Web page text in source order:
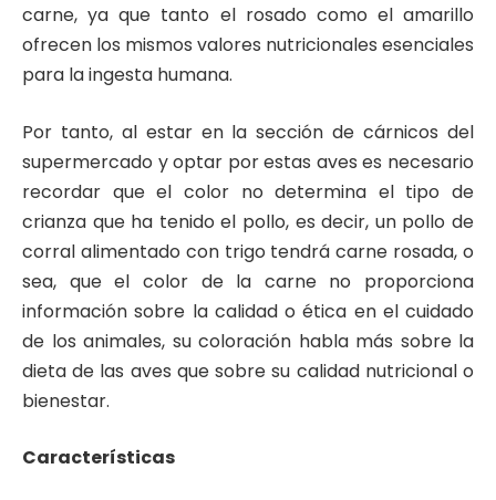
carne, ya que tanto el rosado como el amarillo
ofrecen los mismos valores nutricionales esenciales
para la ingesta humana.
Por tanto, al estar en la sección de cárnicos del
supermercado y optar por estas aves es necesario
recordar que el color no determina el tipo de
crianza que ha tenido el pollo, es decir, un pollo de
corral alimentado con trigo tendrá carne rosada, o
sea, que el color de la carne no proporciona
información sobre la calidad o ética en el cuidado
de los animales, su coloración habla más sobre la
dieta de las aves que sobre su calidad nutricional o
bienestar.
Características